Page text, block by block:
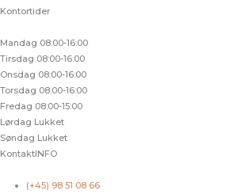
Kontortider
Mandag 08:00-16:00
Tirsdag 08:00-16:00
Onsdag 08:00-16:00
Torsdag 08:00-16:00
Fredag 08:00-15:00
Lørdag Lukket
Søndag Lukket
KontaktINFO
(+45) 98 51 08 66